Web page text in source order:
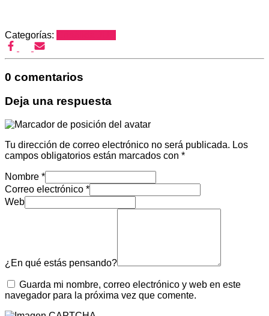
Categorías:
0 comentarios
Deja una respuesta
Tu dirección de correo electrónico no será publicada. Los
campos obligatorios están marcados con *
Nombre *
Correo electrónico *
Web
¿En qué estás pensando?
Guarda mi nombre, correo electrónico y web en este
navegador para la próxima vez que comente.